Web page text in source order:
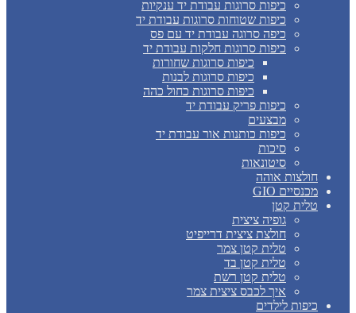
כיפות סרוגות עבודת יד ענקיות
כיפות שטוחות סרוגות עבודת יד
כיפה סרוגה עבודת יד עם פס
כיפות סרוגות חלקות עבודת יד
כיפות סרוגות שחורות
כיפות סרוגות לבנות
כיפות סרוגות כחול כהה
כיפות פריק עבודת יד
מבצעים
כיפות כותנות אור עבודת יד
סיכות
סיטונאות
חולצות אוהה
מכנסיים GIO
טלית קטן
גופיה ציצית
חולצת ציצית דרייפיט
טלית קטן צמר
טלית קטן בד
טלית קטן רשת
איך לכבס ציצית צמר
כיפות לילדים